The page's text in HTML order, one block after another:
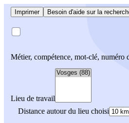
Imprimer Besoin d'aide sur la
Métier, compétence, mot-clé, numéro
Lieu de travail
Distance autour du lieu choisi